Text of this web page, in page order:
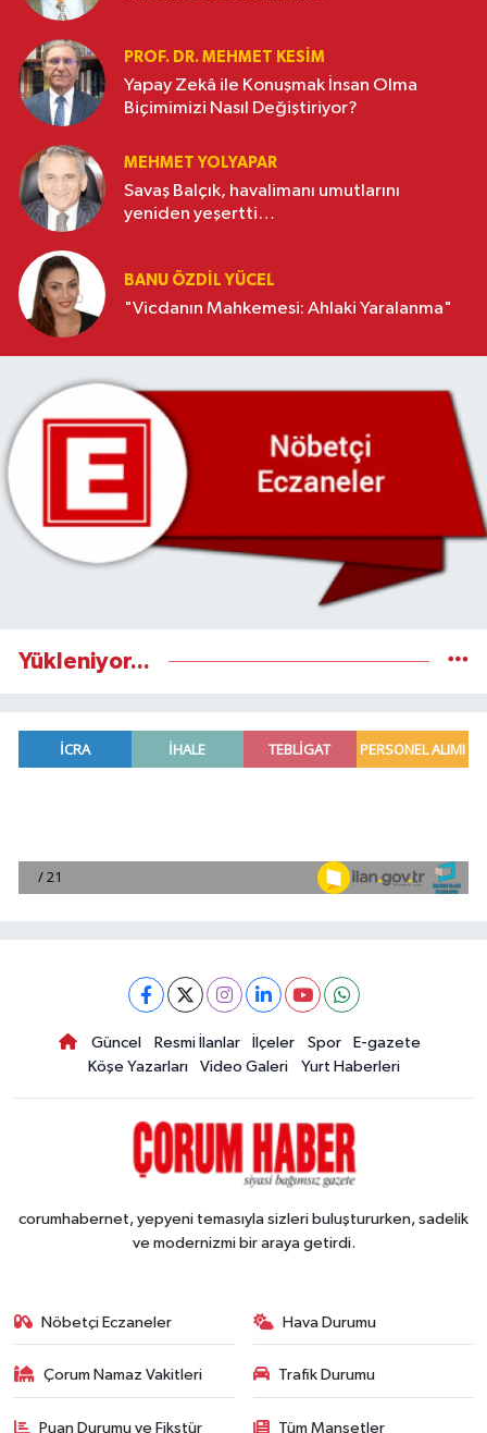
PROF. DR. MEHMET KESIM
Yapay Zekâ ile Konuşmak İnsan Olma
Biçimimizi Nasıl Değiştiriyor?
MEHMET YOLYAPAR
Savaş Balçık, havalimanı umutlarını
yeniden yeşertti…
BANU ÖZDİL YÜCEL
"Vicdanın Mahkemesi: Ahlaki Yaralanma"
Yükleniyor...
Güncel Resmi İlanlar İlçeler Spor
E-gazete
Köşe Yazarları
Video Galeri Yurt Haberleri
corumhabernet, yepyeni temasıyla sizleri buluştururken, sadelik
ve modernizmi bir araya getirdi.
Nöbetçi Eczaneler Hava Durumu
Çorum Namaz Vakitleri Trafik Durumu
Puan Durumu ve Fikstür Tüm Manşetler